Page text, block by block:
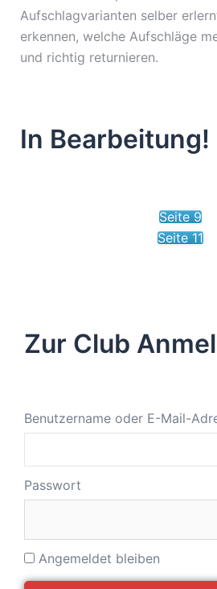
Aufschlagvarianten selber
erkennen, welche Aufschläge
und richtig returnieren.
In Bearbeitung!
Seite 9
Seite 11
Zur Club
Benutzername oder E-Mail-
Passwort
Angemeldet bleiben